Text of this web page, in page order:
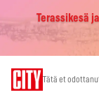
Terassikesä
Tätä et